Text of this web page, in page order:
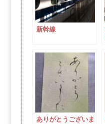
新幹線
ありがとうございま